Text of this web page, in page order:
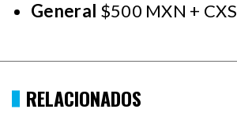
General $500 MXN + CXS
RELACIONADOS